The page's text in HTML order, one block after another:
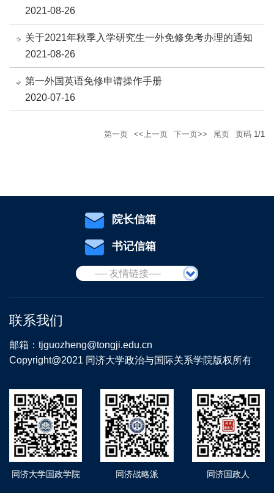
2021-08-26
关于2021年秋季入学研究生一外免修免考办理的通知
2021-08-26
第一外国英语免修申请操作手册
2020-07-16
第一页 <<上一页 下一页>> 尾页 页码 1/1
院长信箱
书记信箱
---- 友情链接----
联系我们
邮箱：tjguozheng@tongji.edu.cn
Copyright@2021 同济大学政治与国际关系学院版权所有
同济大学国政学院 同济战略派 同济国政人